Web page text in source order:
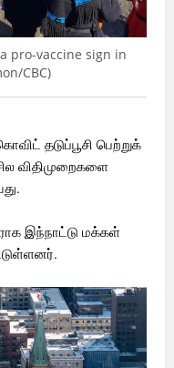
vaccine sign in
CBC)
தடுப்பூசி பெற்றுக்
விதிமுறைகளை
இந்நாட்டு மக்கள்